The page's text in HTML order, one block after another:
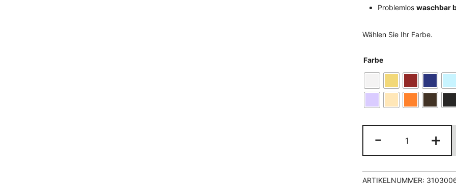
Problemlos waschbar
Wählen Sie Ihr Farbe.
Farbe
-
-
Stk/Tüte
+
ARTIKELNUMMER: